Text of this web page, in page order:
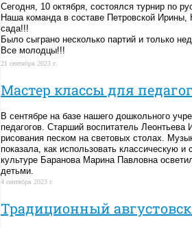
Сегодня, 10 октября, состоялся турнир по
Наша команда в составе Петровской Ирины,
сада!!!
Было сыграно несколько партий и только
Все молодцы!!!
21 сентября 2023 г.
Мастер классы для
В сентябре на базе нашего дошкольного
педагогов. Старший воспитатель Леонтьева
рисования песком на световых столах.
показала, как использовать классическую
культуре Баранова Марина Павловна
детьми.
4 сентября 2023 г.
Традиционный